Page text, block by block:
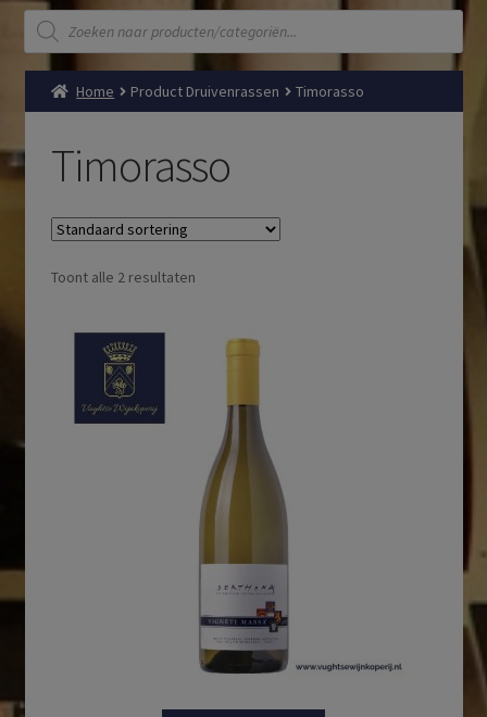
Producten
zoeken
Home Product Druivenrassen Timorasso
Timorasso
Toont alle 2 resultaten